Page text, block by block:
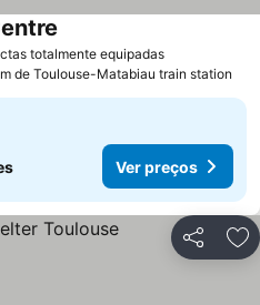
totalmente equipadas
de Toulouse-Matabiau train station
Ver preços
Partilhar